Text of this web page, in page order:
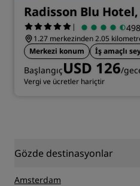
Radisson Blu
|
1.27 merkezinden 2.05
Merkezi konum
İş amaçlı
BaşlangıçUSD 126/
Vergi ve ücretler hariçtir
Gözde destinasyonlar
Amsterdam